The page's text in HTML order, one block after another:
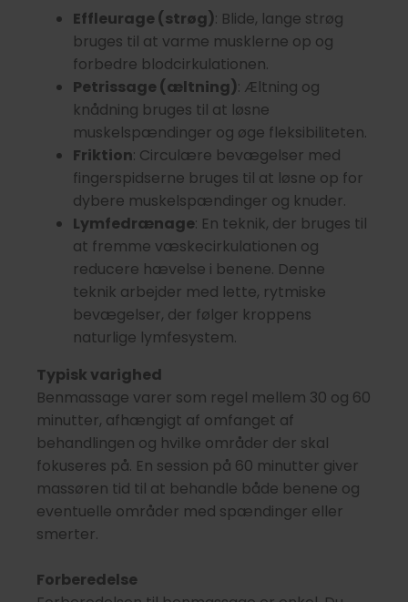
Effleurage (strøg): Blide, lange strøg
bruges til at varme musklerne op og
forbedre blodcirkulationen.
Petrissage (æltning): Æltning og
knådning bruges til at løsne
muskelspændinger og øge fleksibiliteten.
Friktion: Circulære bevægelser med
fingerspidserne bruges til at løsne op for
dybere muskelspændinger og knuder.
Lymfedrænage: En teknik, der bruges til
at fremme væskecirkulationen og
reducere hævelse i benene. Denne
teknik arbejder med lette, rytmiske
bevægelser, der følger kroppens
naturlige lymfesystem.
Typisk varighed
Benmassage varer som regel mellem 30 og 60
minutter, afhængigt af omfanget af
behandlingen og hvilke områder der skal
fokuseres på. En session på 60 minutter giver
massøren tid til at behandle både benene og
eventuelle områder med spændinger eller
smerter.
Forberedelse